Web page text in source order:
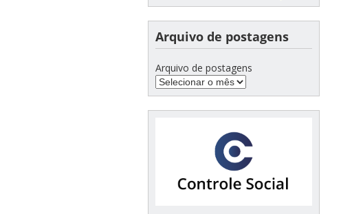
Arquivo de postagens
Arquivo de postagens